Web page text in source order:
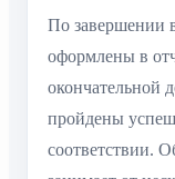
По завершении
оформлены в
окончательной
пройдены
соответствии.